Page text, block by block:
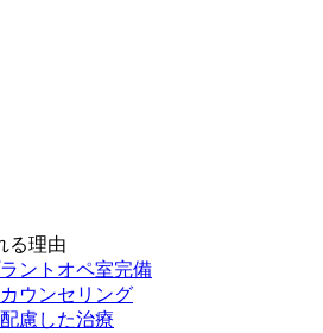
る理由
ントオペ室完備
ウンセリング
慮した治療